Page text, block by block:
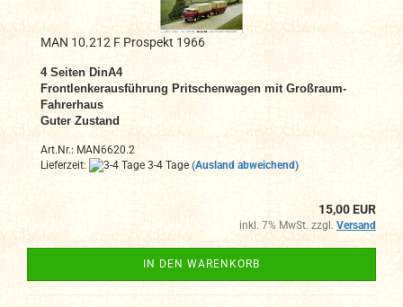
MAN 10.212 F Prospekt 1966
4 Seiten DinA4
Frontlenkerausführung Pritschenwagen mit Großraum-
Fahrerhaus
Guter Zustand
Art.Nr.: MAN6620.2
Lieferzeit:
3-4 Tage (Ausland abweichend)
15,00 EUR
inkl. 7% MwSt. zzgl. Versand
IN DEN WARENKORB